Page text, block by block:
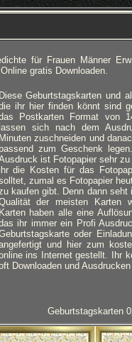
für Frauen Männer
gratis Downloaden.
Diese Geburtstagskarten und
ihr hier finden könnt sind
Postkarten Format von
lassen sich nach dem
Minuten zuschneiden und
passend zum Geschenk
ist Fotopapier sehr
ihr die Kosten für das
zumal es Fotopapier
kaufen gibt. Denn dann seht
der meisten Karten
Karten haben alle eine
ihr immer ein Profi
oder
und hier zum
ins Internet gestellt. Ihr
Downloaden und
Geburtstagskarten